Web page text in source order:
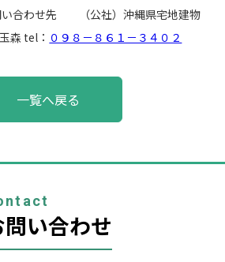
わせ先 （公社）沖縄県宅地建物
森 tel： ０９８－８６１－３４０２
一覧へ戻る
問い合わせ